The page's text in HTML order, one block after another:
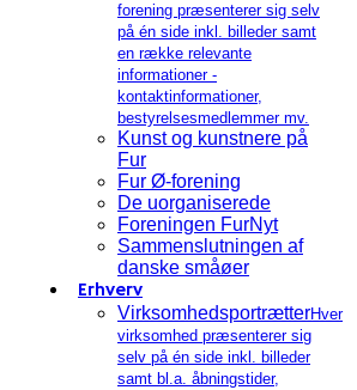
forening præsenterer sig selv
på én side inkl. billeder samt
en række relevante
informationer -
kontaktinformationer,
bestyrelsesmedlemmer mv.
Kunst og kunstnere på
Fur
Fur Ø-forening
De uorganiserede
Foreningen FurNyt
Sammenslutningen af
danske småøer
Erhverv
VirksomhedsportrætterHver
virksomhed præsenterer sig
selv på én side inkl. billeder
samt bl.a. åbningstider,